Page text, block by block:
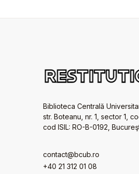
Biblioteca Centrală
str. Boteanu, nr. 1, sector 1,
cod ISIL: RO-B-0192,
contact@bcub.ro
+40 21 312 01 08